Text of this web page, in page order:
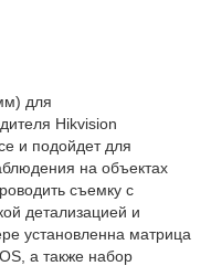
для
Hikvision
и подойдет для
на объектах
съемку с
детализацией и
установленна матрица
а также набор